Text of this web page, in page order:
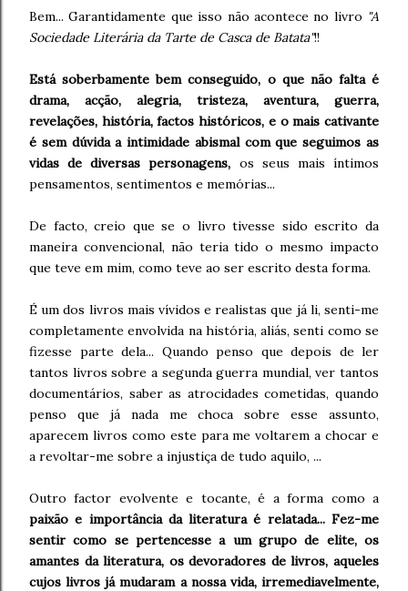
Bem... Garantidamente que isso não acontece no livro "A
Sociedade Literária da Tarte de Casca de Batata"!!
Está soberbamente bem conseguido, o que não falta é
drama, acção, alegria, tristeza, aventura, guerra,
revelações, história, factos históricos, e o mais cativante
é sem dúvida a intimidade abismal com que seguimos as
vidas de diversas personagens, os seus mais íntimos
pensamentos, sentimentos e memórias...
De facto, creio que se o livro tivesse sido escrito da
maneira convencional, não teria tido o mesmo impacto
que teve em mim, como teve ao ser escrito desta forma.
É um dos livros mais vívidos e realistas que já li, senti-me
completamente envolvida na história, aliás, senti como se
fizesse parte dela... Quando penso que depois de ler
tantos livros sobre a segunda guerra mundial, ver tantos
documentários, saber as atrocidades cometidas, quando
penso que já nada me choca sobre esse assunto,
aparecem livros como este para me voltarem a chocar e
a revoltar-me sobre a injustiça de tudo aquilo, ...
Outro factor evolvente e tocante, é a forma como a
paixão e importância da literatura é relatada... Fez-me
sentir como se pertencesse a um grupo de elite, os
amantes da literatura, os devoradores de livros, aqueles
cujos livros já mudaram a nossa vida, irremediavelmente,